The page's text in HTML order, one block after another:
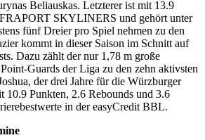
Beliauskas. Letzterer ist mit 13.9
SKYLINERS und gehört unter
fünf Dreier pro Spiel nehmen zu den
kommt in dieser Saison im Schnitt auf
Dazu zählt der nur 1,78 m große
Guards der Liga zu den zehn aktivsten
der drei Jahre für die Würzburger
10.9 Punkten, 2.6 Rebounds und 3.6
in der easyCredit BBL.